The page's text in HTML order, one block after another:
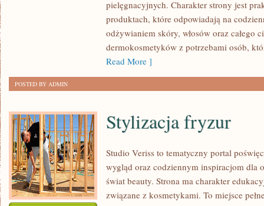
WŁOSÓW
pielęgnacyjnych. Charakter strony jest
produktach, które odpowiadają na
odżywianiem skóry, włosów oraz całego
dermokosmetyków z potrzebami osób,
Read More ]
POSTED BY ADMIN
Stylizacja fryzur
Studio Veriss to tematyczny portal
wygląd oraz codziennym inspiracjom dla
świat beauty. Strona ma charakter
związane z kosmetykami. To miejsce